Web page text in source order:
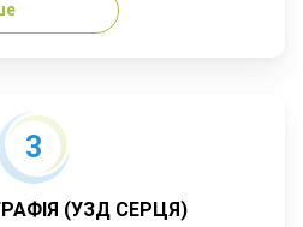
3
(УЗД СЕРЦЯ)